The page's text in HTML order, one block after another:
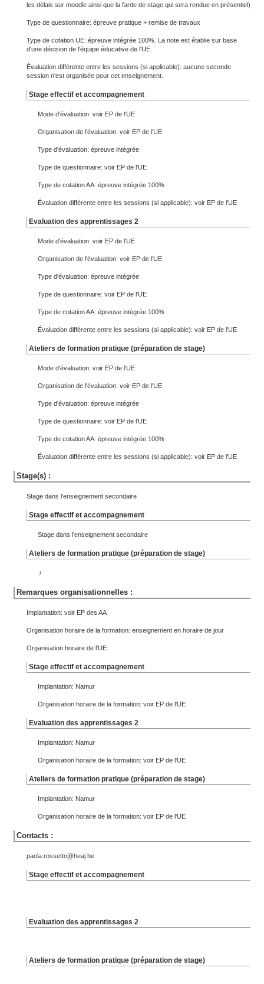
les délais sur moodle ainsi que la farde de stage qui sera rendue en présentiel)
Type de questionnaire: épreuve pratique + remise de travaux
Type de cotation UE: épreuve intégrée 100%. La note est établie sur base
d'une décision de l'équipe éducative de l'UE.
Évaluation différente entre les sessions (si applicable): aucune seconde
session n'est organisée pour cet enseignement.
Stage effectif et accompagnement
Mode d'évaluation: voir EP de l'UE
Organisation de l'évaluation: voir EP de l'UE
Type d'évaluation: épreuve intégrée
Type de questionnaire: voir EP de l'UE
Type de cotation AA: épreuve intégrée 100%
Évaluation différente entre les sessions (si applicable): voir EP de l'UE
Evaluation des apprentissages 2
Mode d'évaluation: voir EP de l'UE
Organisation de l'évaluation: voir EP de l'UE
Type d'évaluation: épreuve intégrée
Type de questionnaire: voir EP de l'UE
Type de cotation AA: épreuve intégrée 100%
Évaluation différente entre les sessions (si applicable): voir EP de l'UE
Ateliers de formation pratique (préparation de stage)
Mode d'évaluation: voir EP de l'UE
Organisation de l'évaluation: voir EP de l'UE
Type d'évaluation: épreuve intégrée
Type de questionnaire: voir EP de l'UE
Type de cotation AA: épreuve intégrée 100%
Évaluation différente entre les sessions (si applicable): voir EP de l'UE
Stage(s) :
Stage dans l'enseignement secondaire
Stage effectif et accompagnement
Stage dans l'enseignement secondaire
Ateliers de formation pratique (préparation de stage)
/
Remarques organisationnelles :
Implantation: voir EP des AA
Organisation horaire de la formation: enseignement en horaire de jour
Organisation horaire de l'UE:
Stage effectif et accompagnement
Implantation: Namur
Organisation horaire de la formation: voir EP de l'UE
Evaluation des apprentissages 2
Implantation: Namur
Organisation horaire de la formation: voir EP de l'UE
Ateliers de formation pratique (préparation de stage)
Implantation: Namur
Organisation horaire de la formation: voir EP de l'UE
Contacts :
paola.rossetto@heaj.be
Stage effectif et accompagnement
Evaluation des apprentissages 2
Ateliers de formation pratique (préparation de stage)